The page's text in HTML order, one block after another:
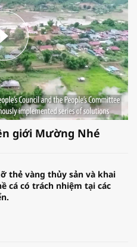
giới Mường Nhé
thẻ vàng thủy sản và khai
cá có trách nhiệm tại các